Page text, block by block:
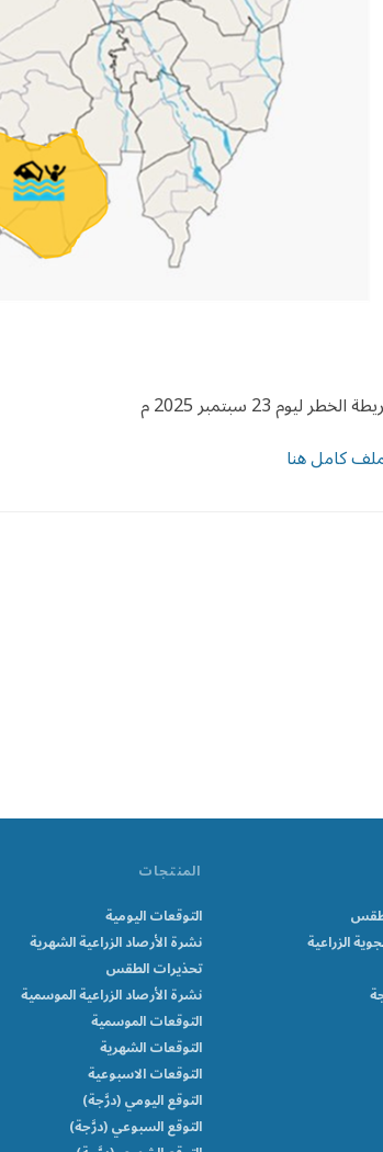
الخطر ليوم 23 سبتمبر 2025 م
كامل هنا
الزراعية
المنتجات
التوقعات اليومية
نشرة الأرصاد الزراعية الشهرية
تحذيرات الطقس
نشرة الأرصاد الزراعية الموسمية
التوقعات الموسمية
التوقعات الشهرية
التوقعات الاسبوعية
التوقع اليومي (درَّجة)
التوقع السبوعي (درَّجة)